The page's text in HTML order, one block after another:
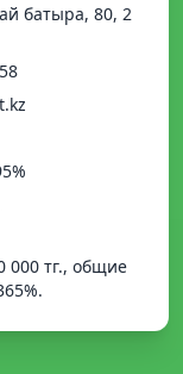
батыра, 80, 2
000 тг., общие